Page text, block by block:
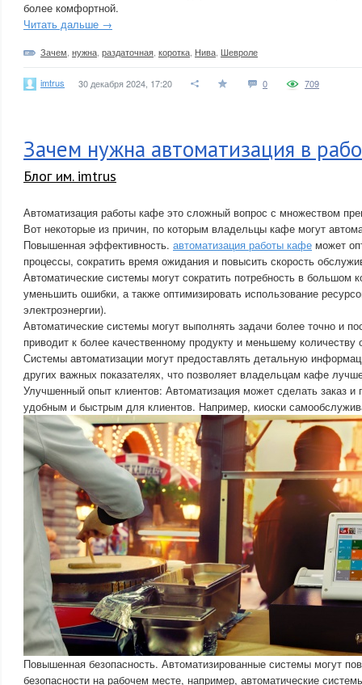
более комфортной.
Читать дальше →
Зачем нужна раздаточная коротка Нива Шевроле
imtrus 30 декабря 2024, 17:20 0 709
Зачем нужна автоматизация в
Блог им. imtrus
Автоматизация работы кафе это сложный вопрос с множеством
Вот некоторые из причин, по которым владельцы кафе могут
Повышенная эффективность. автоматизация работы кафе может
процессы, сократить время ожидания и повысить скорость
Автоматические системы могут сократить потребность в большом
уменьшить ошибки, а также оптимизировать использование
электроэнергии).
Автоматические системы могут выполнять задачи более точно и
приводит к более качественному продукту и меньшему количеству
Системы автоматизации могут предоставлять детальную
других важных показателях, что позволяет владельцам кафе
Улучшенный опыт клиентов: Автоматизация может сделать заказ
удобным и быстрым для клиентов. Например, киоски
Повышенная безопасность. Автоматизированные системы могут
безопасности на рабочем месте, например, автоматические